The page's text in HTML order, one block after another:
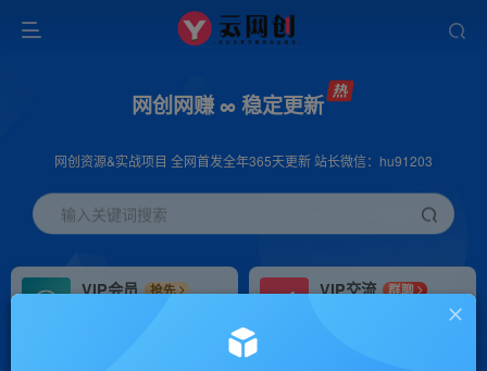
网创网赚 ∞ 稳定更新
网创资源&实战项目 全网首发全年365天更新 站长微信：hu91203
输入关键词搜索
VIP会员
抢先
VIP交流
群聊
研究探讨更多创业项目路子。